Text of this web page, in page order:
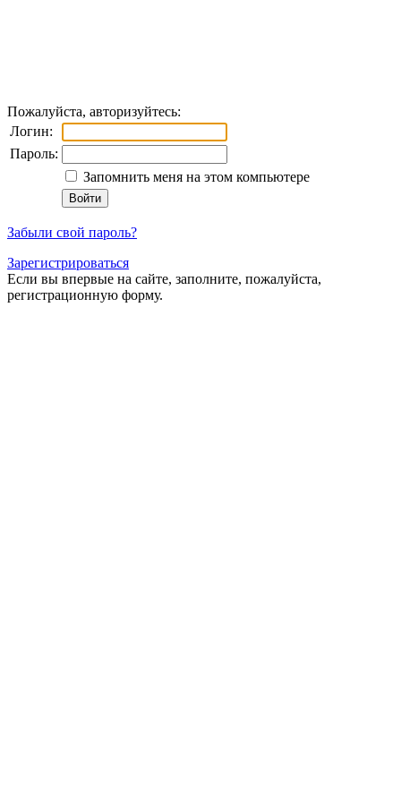
Пожалуйста, авторизуйтесь:
Логин:
Пароль:
Запомнить меня на этом компьютере
Забыли свой пароль?
Зарегистрироваться
Если вы впервые на сайте, заполните, пожалуйста,
регистрационную форму.